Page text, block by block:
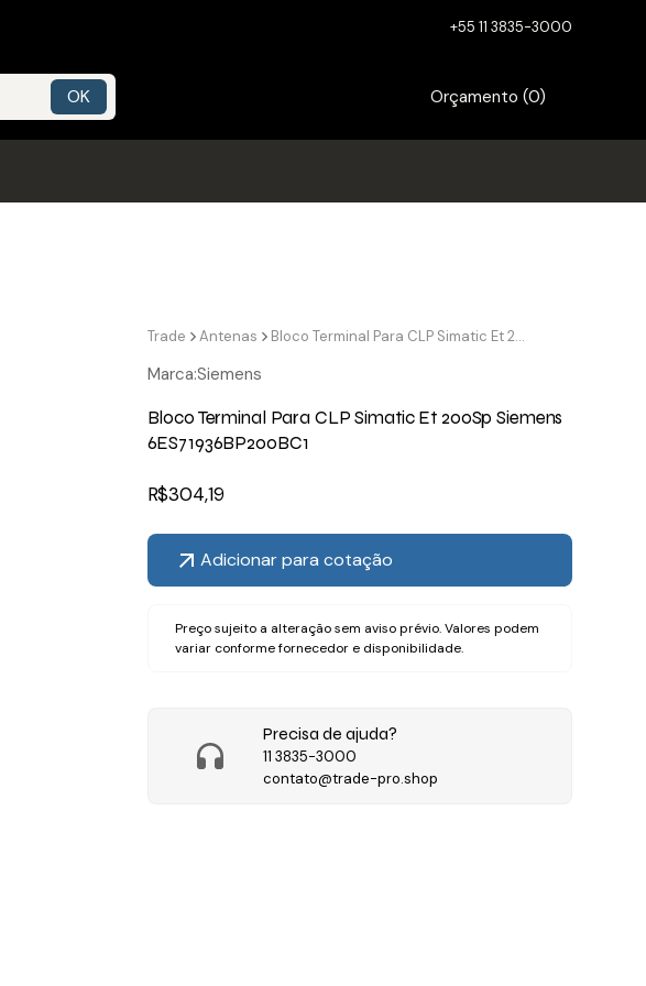
+55 11 3835-3000
Orçamento (0)
Trade Antenas Bloco Terminal Para CLP Simatic Et 200Sp Siemens 6ES71936BP200BC1
Marca:Siemens
Bloco Terminal Para CLP Simatic Et 200Sp Siemens
6ES71936BP200BC1
R$304,19
Adicionar para cotação
Preço sujeito a alteração sem aviso prévio. Valores podem
variar conforme fornecedor e disponibilidade.
Precisa de ajuda?
11 3835-3000
contato@trade-pro.shop